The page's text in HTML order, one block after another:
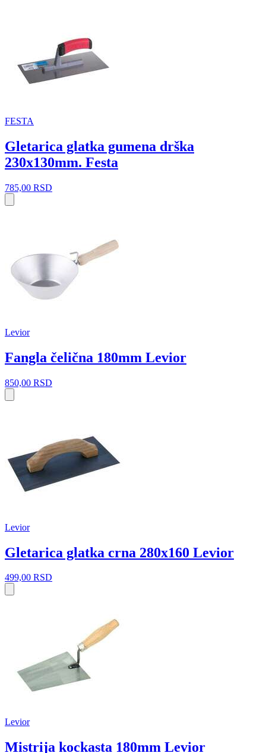
FESTA
Gletarica glatka gumena drška
230x130mm. Festa
785,00 RSD
Levior
Fangla čelična 180mm Levior
850,00 RSD
Levior
Gletarica glatka crna 280x160 Levior
499,00 RSD
Levior
Mistrija kockasta 180mm Levior